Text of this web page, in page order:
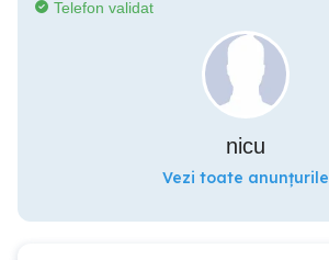
Telefon validat
nicu
Vezi toate anunțurile